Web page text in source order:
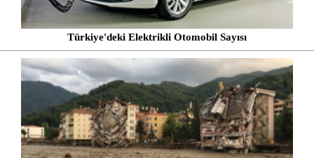
Türkiye'deki Elektrikli Otomobil Sayısı